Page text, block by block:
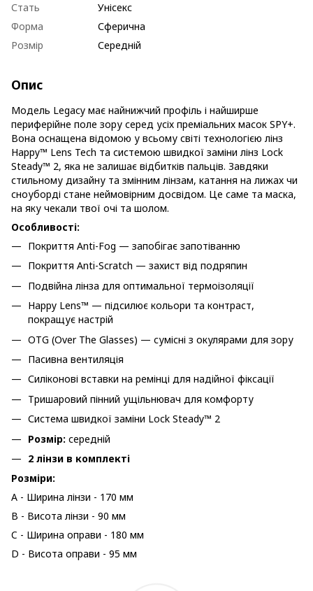
Стать
Унісекс
Форма
Сферична
Розмір
Середній
Опис
Модель Legacy має найнижчий профіль і найширше
периферійне поле зору серед усіх преміальних масок SPY+.
Вона оснащена відомою у всьому світі технологією лінз
Happy™ Lens Tech та системою швидкої заміни лінз Lock
Steady™ 2, яка не залишає відбитків пальців. Завдяки
стильному дизайну та змінним лінзам, катання на лижах чи
сноуборді стане неймовірним досвідом. Це саме та маска,
на яку чекали твої очі та шолом.
Особливості:
Покриття Anti-Fog — запобігає запотіванню
Покриття Anti-Scratch — захист від подряпин
Подвійна лінза для оптимальної термоізоляції
Happy Lens™ — підсилює кольори та контраст,
покращує настрій
OTG (Over The Glasses) — сумісні з окулярами для зору
Пасивна вентиляція
Силіконові вставки на ремінці для надійної фіксації
Тришаровий пінний ущільнювач для комфорту
Система швидкої заміни Lock Steady™ 2
Розмір: середній
2 лінзи в комплекті
Розміри:
A - Ширина лінзи - 170 мм
B - Висота лінзи - 90 мм
C - Ширина оправи - 180 мм
D - Висота оправи - 95 мм